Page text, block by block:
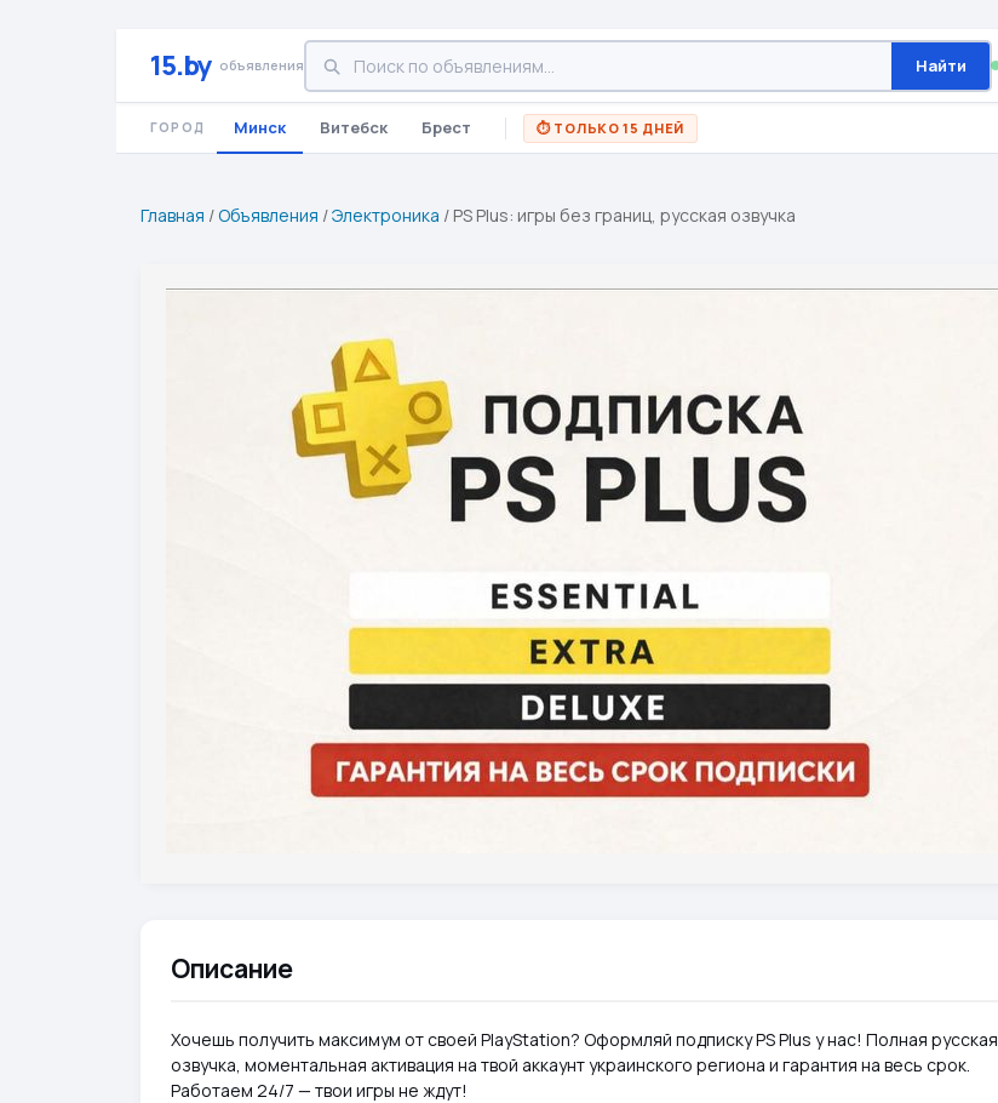
15.by объявления Найти
ГОРОД Минск Витебск Брест ⏱ ТОЛЬКО 15 ДНЕЙ
Главная /Объявления /Электроника / PS Plus: игры без границ, русская озвучка
Описание
Хочешь получить максимум от своей PlayStation? Оформляй подписку PS Plus у нас! Полная русская
озвучка, моментальная активация на твой аккаунт украинского региона и гарантия на весь срок.
Работаем 24/7 — твои игры не ждут!